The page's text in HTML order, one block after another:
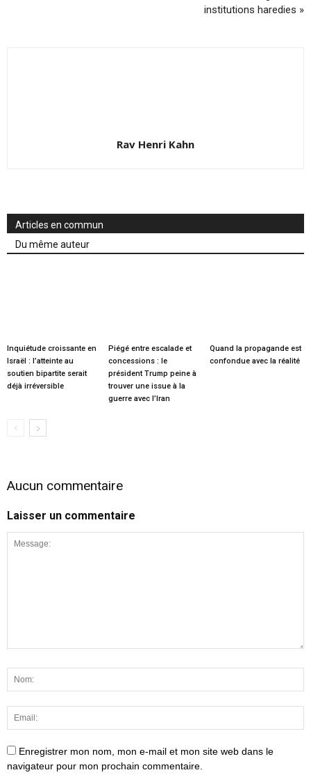
institutions haredies »
Rav Henri Kahn
Articles en commun
Du même auteur
Inquiétude croissante en
Israël : l’atteinte au
soutien bipartite serait
déjà irréversible
Piégé entre escalade et
concessions : le
président Trump peine à
trouver une issue à la
guerre avec l’Iran
Quand la propagande est
confondue avec la réalité
Aucun commentaire
Laisser un commentaire
Enregistrer mon nom, mon e-mail et mon site web dans le
navigateur pour mon prochain commentaire.